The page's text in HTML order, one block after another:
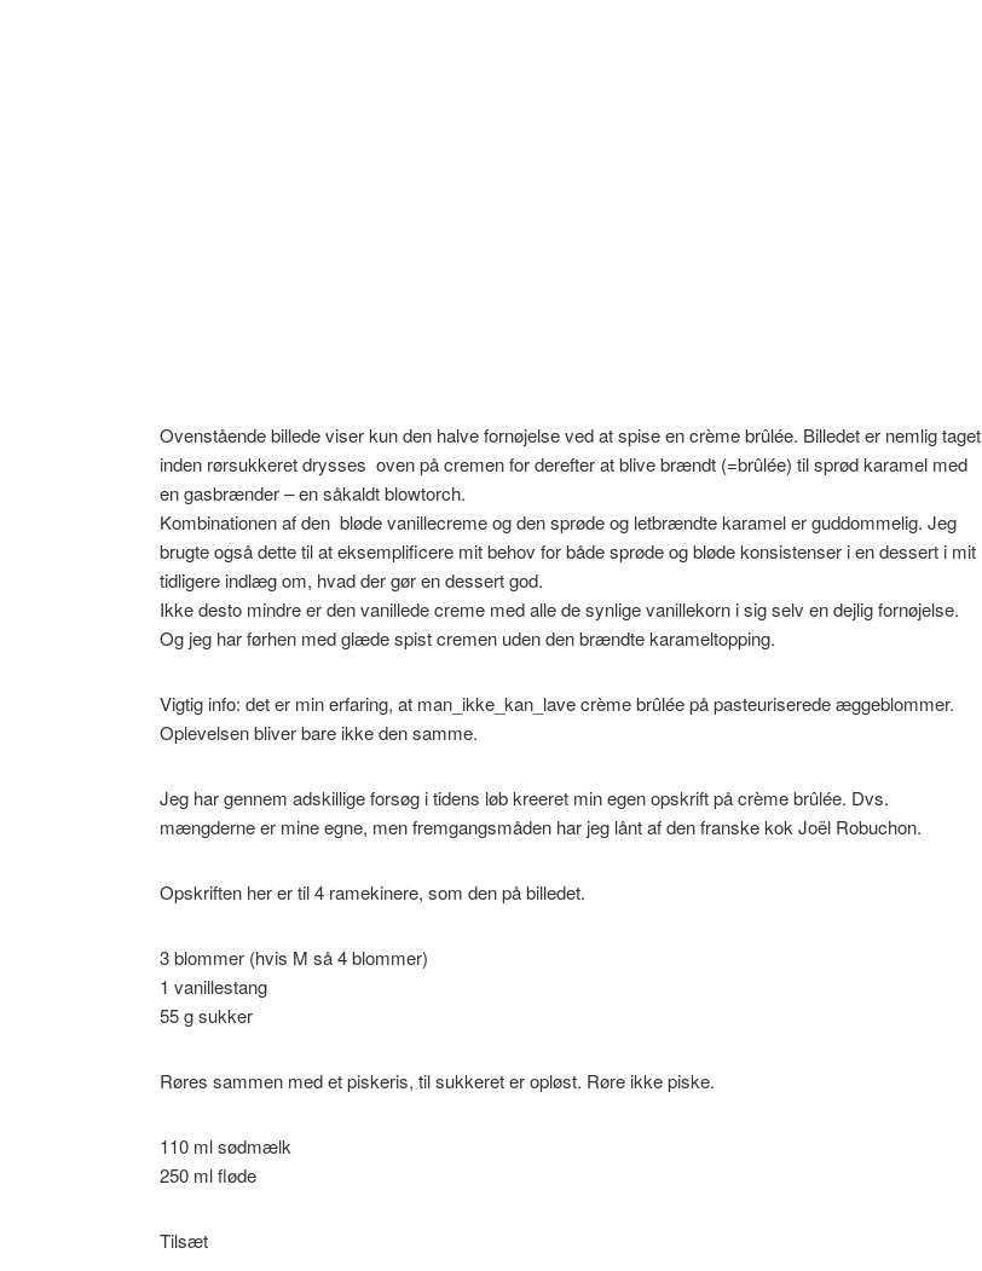
Ovenstående billede viser kun den halve fornøjelse ved at spise en crème brûlée. Billedet er nemlig taget
inden rørsukkeret drysses oven på cremen for derefter at blive brændt (=brûlée) til sprød karamel med
en gasbrænder – en såkaldt blowtorch.
Kombinationen af den bløde vanillecreme og den sprøde og letbrændte karamel er guddommelig. Jeg
brugte også dette til at eksemplificere mit behov for både sprøde og bløde konsistenser i en dessert i mit
tidligere indlæg om, hvad der gør en dessert god.
Ikke desto mindre er den vanillede creme med alle de synlige vanillekorn i sig selv en dejlig fornøjelse.
Og jeg har førhen med glæde spist cremen uden den brændte karameltopping.
Vigtig info: det er min erfaring, at man_ikke_kan_lave crème brûlée på pasteuriserede æggeblommer.
Oplevelsen bliver bare ikke den samme.
Jeg har gennem adskillige forsøg i tidens løb kreeret min egen opskrift på crème brûlée. Dvs.
mængderne er mine egne, men fremgangsmåden har jeg lånt af den franske kok Joël Robuchon.
Opskriften her er til 4 ramekinere, som den på billedet.
3 blommer (hvis M så 4 blommer)
1 vanillestang
55 g sukker
Røres sammen med et piskeris, til sukkeret er opløst. Røre ikke piske.
110 ml sødmælk
250 ml fløde
Tilsæt